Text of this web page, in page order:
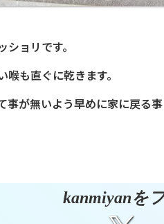
ョリです。
も直ぐに乾きます。
が無いよう早めに家に戻る事
kanmiyanを